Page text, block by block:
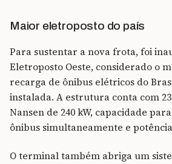
Maior eletroposto do país
Para sustentar a nova frota, foi
Eletroposto Oeste, considerado o
recarga de ônibus elétricos do
instalada. A estrutura conta com
Nansen de 240 kW, capacidade
ônibus simultaneamente e
O terminal também abriga um